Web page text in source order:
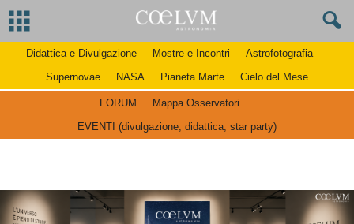
Didattica e Divulgazione Mostre e Incontri
Astrofotografia
Supernovae
NASA Pianeta Marte Cielo del Mese
FORUM
Mappa Osservatori
EVENTI (divulgazione, didattica, star party)